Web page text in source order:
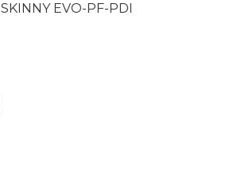
SKINNY EVO-PF-PDI